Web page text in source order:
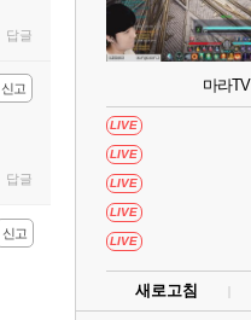
답글
신고
답글
신고
마라TV
LIVE
LIVE
LIVE
LIVE
LIVE
새로고침